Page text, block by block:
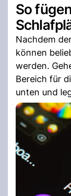
So
Nachdem
können
werden.
Bereich für
unten und